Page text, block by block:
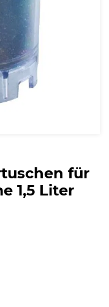
für
1,5 Liter